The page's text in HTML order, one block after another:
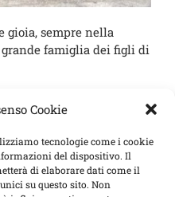
Cookie
tecnologie come i cookie
del dispositivo. Il
di elaborare dati come il
su questo sito. Non
gioia, sempre nella
famiglia dei figli di